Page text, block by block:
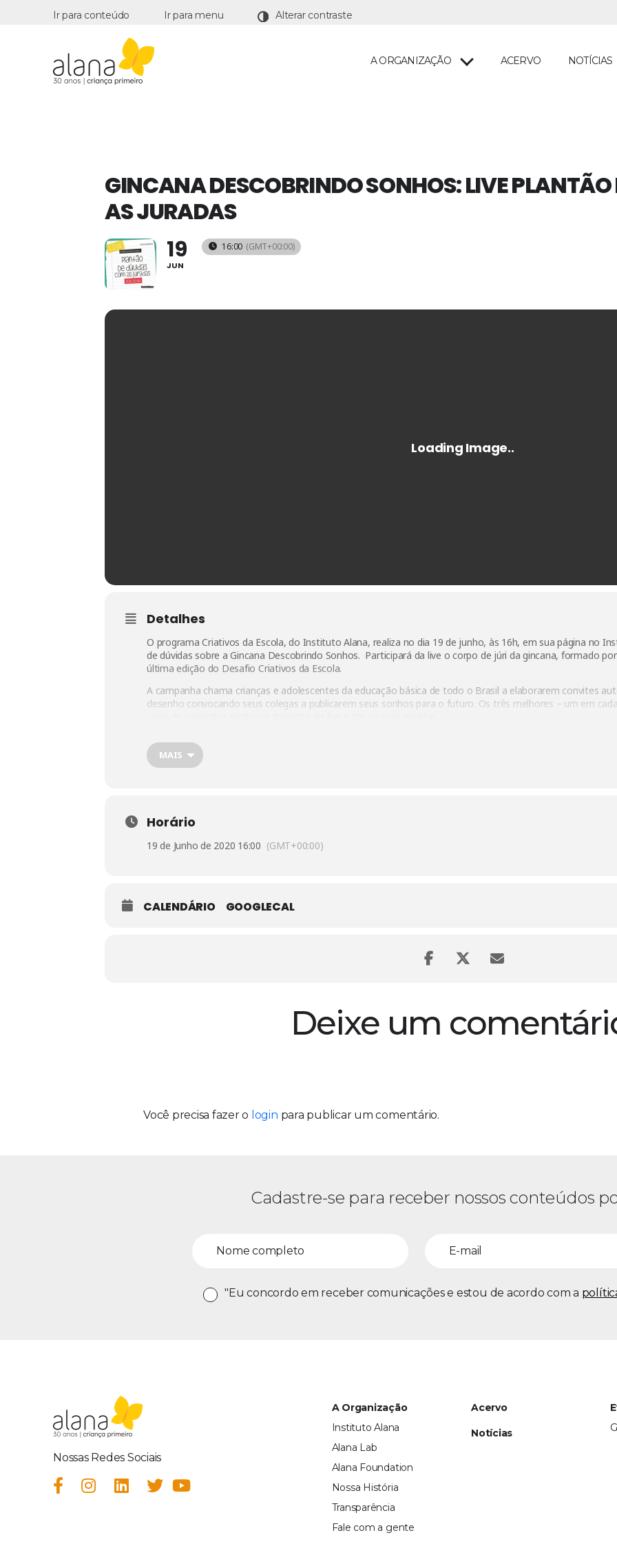
Ir para conteúdo Ir para menu
A ORGANIZAÇÃO ACERVO NOTÍCIAS
GINCANA DESCOBRINDO SONHOS: LIVE
AS JURADAS
19
JUN
16:00 (GMT+00:00)
Detalhes
O programa Criativos da Escola, do Instituto Alana, realiza no dia 19 de junho, às 16h, em sua página no
de dúvidas sobre a Gincana Descobrindo Sonhos. Participará da live o corpo de júri da gincana, formado
última edição do Desafio Criativos da Escola.
A campanha chama crianças e adolescentes da educação básica de todo o Brasil a elaborarem convites
desenho convocando seus colegas a publicarem seus sonhos para o futuro. Os três melhores – um em
MAIS
Horário
19 de Junho de 2020 16:00 (GMT+00:00)
CALENDÁRIO GOOGLECAL
Deixe um
Você precisa fazer o login para publicar um comentário.
Cadastre-se para receber nossos conteúdos
"Eu concordo em receber comunicações e estou de acordo com a
Nossas Redes Sociais
A Organização
Instituto Alana
Alana Lab
Alana Foundation
Nossa História
Transparência
Fale com a gente
Acervo
Notícias